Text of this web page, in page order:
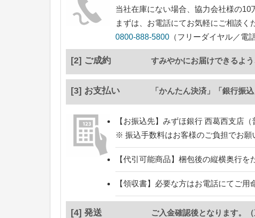
当社在庫にない場合、協力会社様の10
まずは、お電話にてお気軽にご相談く
0800-888-5800 （フリーダイヤル／電
[2] ご成約 すみやかにお届けできるよ
[3] お支払い 「かんたん決済」「銀行振
【お振込先】 みずほ銀行 西葛西支店
※ 振込手数料はお客様のご負担でお願
【代引可能商品】 梱包後の縦横奥行を
【領収書】 必要な方はお電話にてご用
[4] 発送 ご入金確認後となります。（